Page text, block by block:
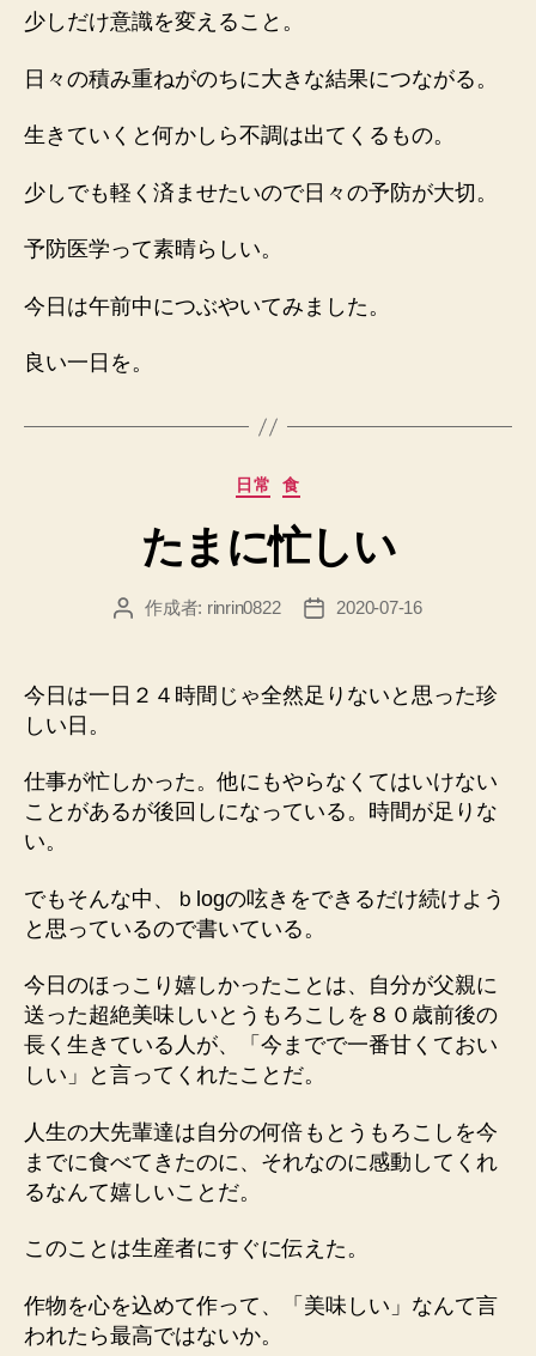
少しだけ意識を変えること。
日々の積み重ねがのちに大きな結果につながる。
生きていくと何かしら不調は出てくるもの。
少しでも軽く済ませたいので日々の予防が大切。
予防医学って素晴らしい。
今日は午前中につぶやいてみました。
良い一日を。
カ
ゴ
リ
日常 食
たまに忙しい
投 作成者: rinrin0822
投
2020-07-16
今日は一日２４時間じゃ全然足りないと思った珍
しい日。
仕事が忙しかった。他にもやらなくてはいけない
ことがあるが後回しになっている。時間が足りな
い。
でもそんな中、ｂlogの呟きをできるだけ続けよう
と思っているので書いている。
今日のほっこり嬉しかったことは、自分が父親に
送った超絶美味しいとうもろこしを８０歳前後の
長く生きている人が、「今までで一番甘くておい
しい」と言ってくれたことだ。
人生の大先輩達は自分の何倍もとうもろこしを今
までに食べてきたのに、それなのに感動してくれ
るなんて嬉しいことだ。
このことは生産者にすぐに伝えた。
作物を心を込めて作って、「美味しい」なんて言
われたら最高ではないか。